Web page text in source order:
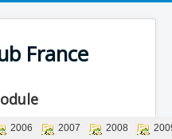
France
2006 2007 2008